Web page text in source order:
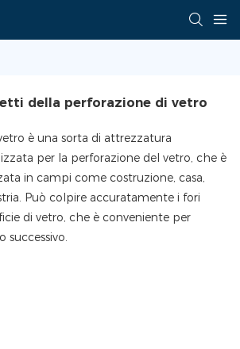
della perforazione di vetro
è una sorta di attrezzatura
per la perforazione del vetro, che è
in campi come costruzione, casa,
Può colpire accuratamente i fori
di vetro, che è conveniente per
successivo.